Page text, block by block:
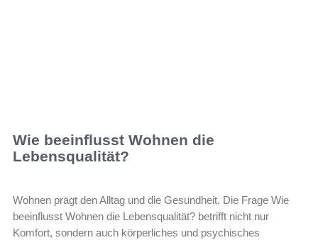
Wie beeinflusst Wohnen die
Lebensqualität?
Wohnen prägt den Alltag und die Gesundheit. Die Frage Wie
beeinflusst Wohnen die Lebensqualität? betrifft nicht nur
Komfort, sondern auch körperliches und psychisches